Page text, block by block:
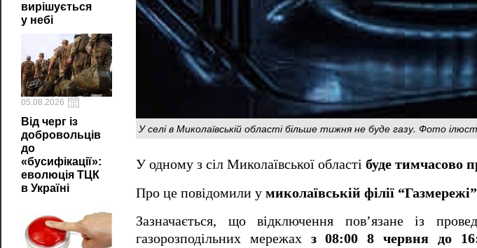
вирішується
у небі
05.08.2026
Від черг із
добровольців
до
«бусифікації»:
еволюція ТЦК
в Україні
У селі в Миколаївській області більше тижня не буде газу. Фото
У одному з сіл Миколаївської області буде тимчасово
Про це повідомили у миколаївській філії
Зазначається, що відключення пов’язане із
газорозподільних мережахз 08:00 8 червня до